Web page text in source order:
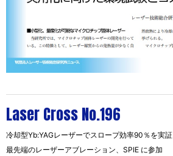
Laser Cross No.196
冷却型Yb:YAGレーザーでスロープ効率90％を実証
最先端のレーザーアブレーション、SPIE に参加